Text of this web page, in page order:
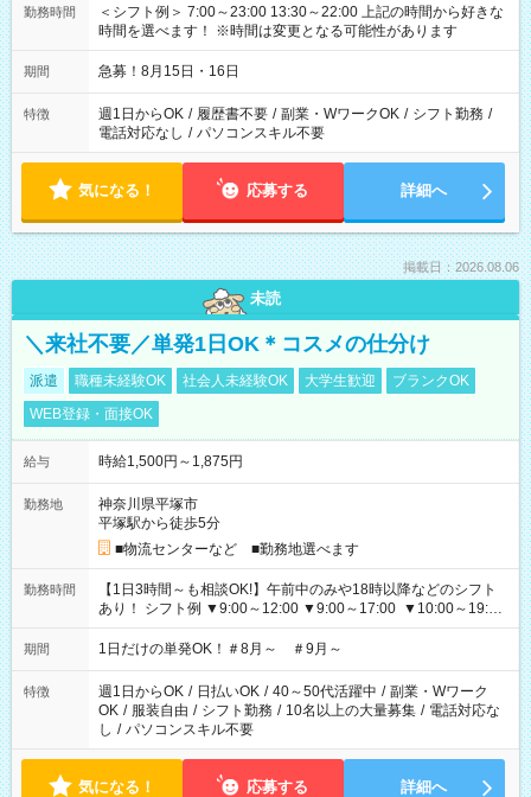
勤務時間
＜シフト例＞ 7:00～23:00 13:30～22:00 上記の時間から好きな
時間を選べます！ ※時間は変更となる可能性があります
期間 急募！8月15日・16日
特徴 週1日からOK / 履歴書不要 / 副業・WワークOK / シフト勤務 /
電話対応なし / パソコンスキル不要
気になる！ 応募する 詳細へ
掲載日：2026.08.06
未読
＼来社不要／単発1日OK＊コスメの仕分け
派遣 職種未経験OK 社会人未経験OK 大学生歓迎
ブランクOK
WEB登録・面接OK
給与 時給1,500円～1,875円
勤務地
神奈川県平塚市
平塚駅から徒歩5分
■物流センターなど ■勤務地選べます
勤務時間
【1日3時間～も相談OK!】午前中のみや18時以降などのシフト
あり！ シフト例 ▼9:00～12:00 ▼9:00～17:00 ▼10:00～19:00
▼18:00～21:00
期間 1日だけの単発OK！＃8月～ ＃9月～
特徴 週1日からOK / 日払いOK / 40～50代活躍中 / 副業・Wワーク
OK / 服装自由 / シフト勤務 / 10名以上の大量募集 / 電話対応な
し / パソコンスキル不要
気になる！ 応募する 詳細へ